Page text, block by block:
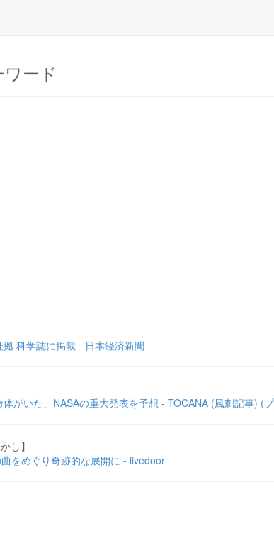
ード
科学誌に掲載 - 日本経済新聞
体がいた」NASAの重大発表を予想 - TOCANA (風刺記事) (
し】
をめぐり奇跡的な展開に - livedoor